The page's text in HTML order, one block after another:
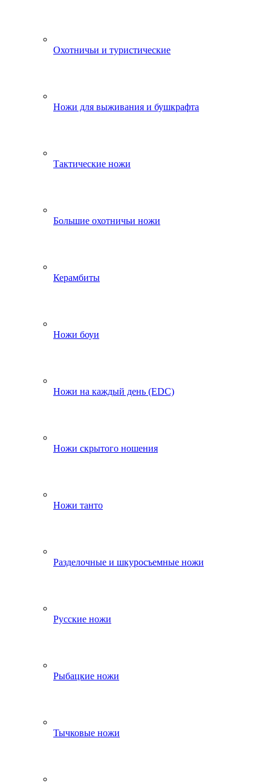
Охотничьи и туристические
Ножи для выживания и бушкрафта
Тактические ножи
Большие охотничьи ножи
Керамбиты
Ножи боуи
Ножи на каждый день (EDC)
Ножи скрытого ношения
Ножи танто
Разделочные и шкуросъемные ножи
Русские ножи
Рыбацкие ножи
Тычковые ножи